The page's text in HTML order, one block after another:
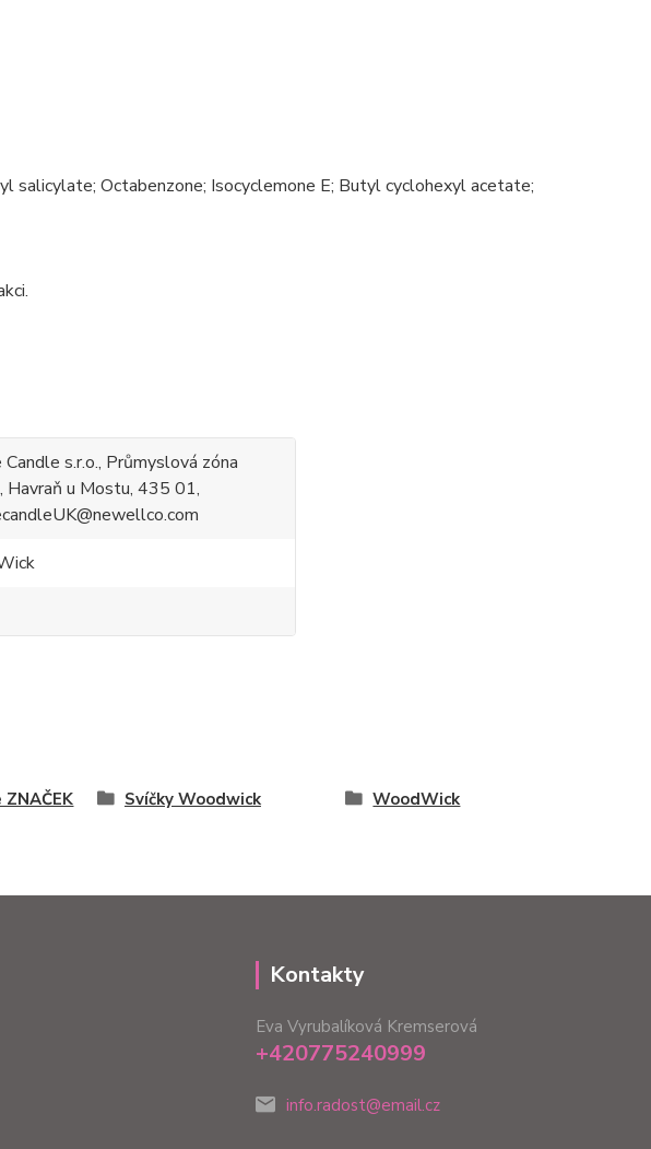
salicylate; Octabenzone; Isocyclemone E; Butyl cyclohexyl acetate;
Candle s.r.o., Průmyslová zóna
Havraň u Mostu, 435 01,
Svíčky Woodwick WoodWick
Kontakty
Eva Vyrubalíková Kremserová
+420775240999
info.radost@email.cz